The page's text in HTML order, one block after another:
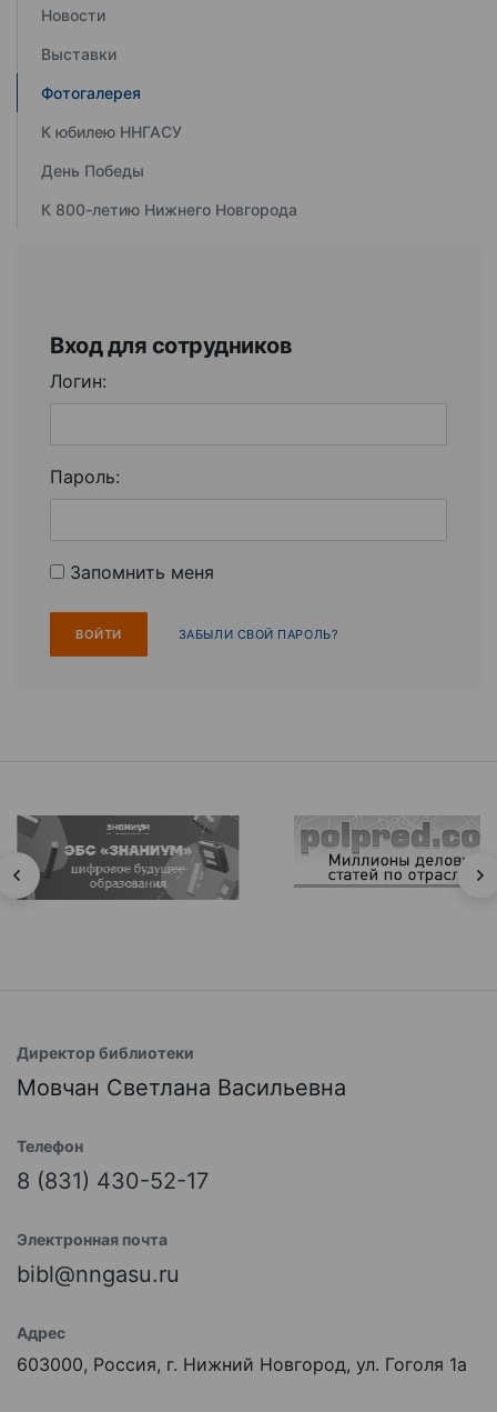
Новости
Выставки
Фотогалерея
К юбилею ННГАСУ
День Победы
К 800-летию Нижнего Новгорода
Вход для сотрудников
Логин:
Пароль:
Запомнить меня
ЗАБЫЛИ СВОЙ ПАРОЛЬ?
Директор библиотеки
Мовчан Светлана Васильевна
Телефон
8 (831) 430-52-17
Электронная почта
bibl@nngasu.ru
Адрес
603000, Россия, г. Нижний Новгород, ул. Гоголя 1а